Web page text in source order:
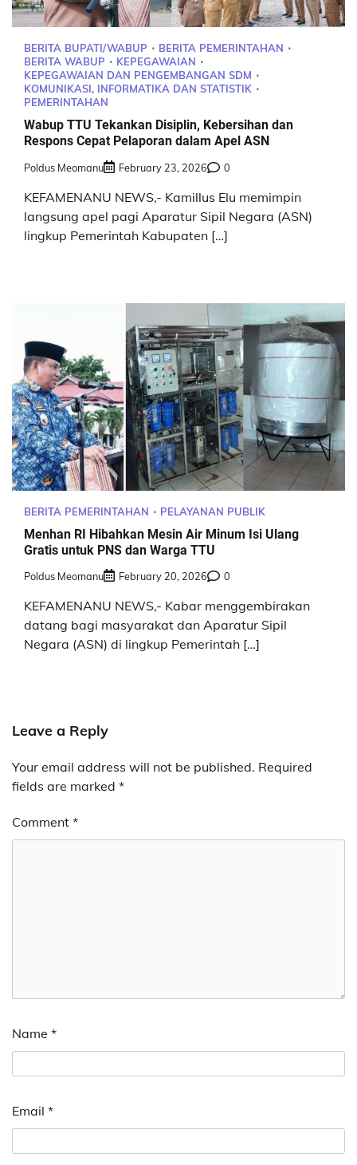
BERITA BUPATI/WABUP
BERITA PEMERINTAHAN
BERITA WABUP
KEPEGAWAIAN
KEPEGAWAIAN DAN PENGEMBANGAN SDM
KOMUNIKASI, INFORMATIKA DAN STATISTIK
PEMERINTAHAN
Wabup TTU Tekankan Disiplin, Kebersihan dan
Respons Cepat Pelaporan dalam Apel ASN
Poldus Meomanu February 23, 2026 0
KEFAMENANU NEWS,- Kamillus Elu memimpin
langsung apel pagi Aparatur Sipil Negara (ASN)
lingkup Pemerintah Kabupaten […]
BERITA PEMERINTAHAN PELAYANAN PUBLIK
Menhan RI Hibahkan Mesin Air Minum Isi Ulang
Gratis untuk PNS dan Warga TTU
Poldus Meomanu February 20, 2026 0
KEFAMENANU NEWS,- Kabar menggembirakan
datang bagi masyarakat dan Aparatur Sipil
Negara (ASN) di lingkup Pemerintah […]
Leave a Reply
Your email address will not be published. Required
fields are marked *
Comment *
Name *
Email *